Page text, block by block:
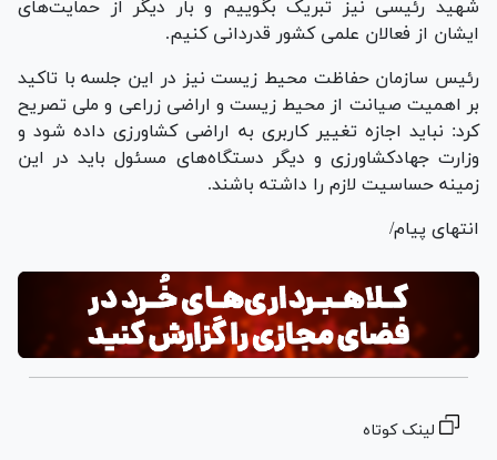
شهید رئیسی نیز تبریک بگوییم و بار دیگر از حمایت‌های
ایشان از فعالان علمی کشور قدردانی کنیم.
رئیس سازمان حفاظت محیط زیست نیز در این جلسه با تاکید
بر اهمیت صیانت از محیط زیست و اراضی زراعی و ملی تصریح
کرد: نباید اجازه تغییر کاربری به اراضی کشاورزی داده شود و
وزارت جهادکشاورزی و دیگر دستگاه‌های مسئول باید در این
زمینه حساسیت لازم را داشته باشند.
انتهای پیام/
لینک کوتاه